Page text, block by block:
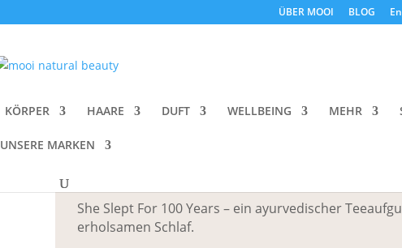
ÜBER MOOI BLOG
KÖRPER HAARE DUFT WELLBEING MEHR
UNSERE MARKEN
Cosmic Dealer Ayurvedic
She Slept For 100 Years – ein ayurvedischer
erholsamen Schlaf.